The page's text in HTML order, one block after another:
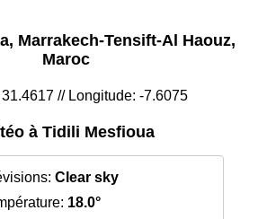
Marrakech-Tensift-Al Haouz,
Maroc
31.4617 // Longitude: -7.6075
à Tidili Mesfioua
Clear sky
18.0°